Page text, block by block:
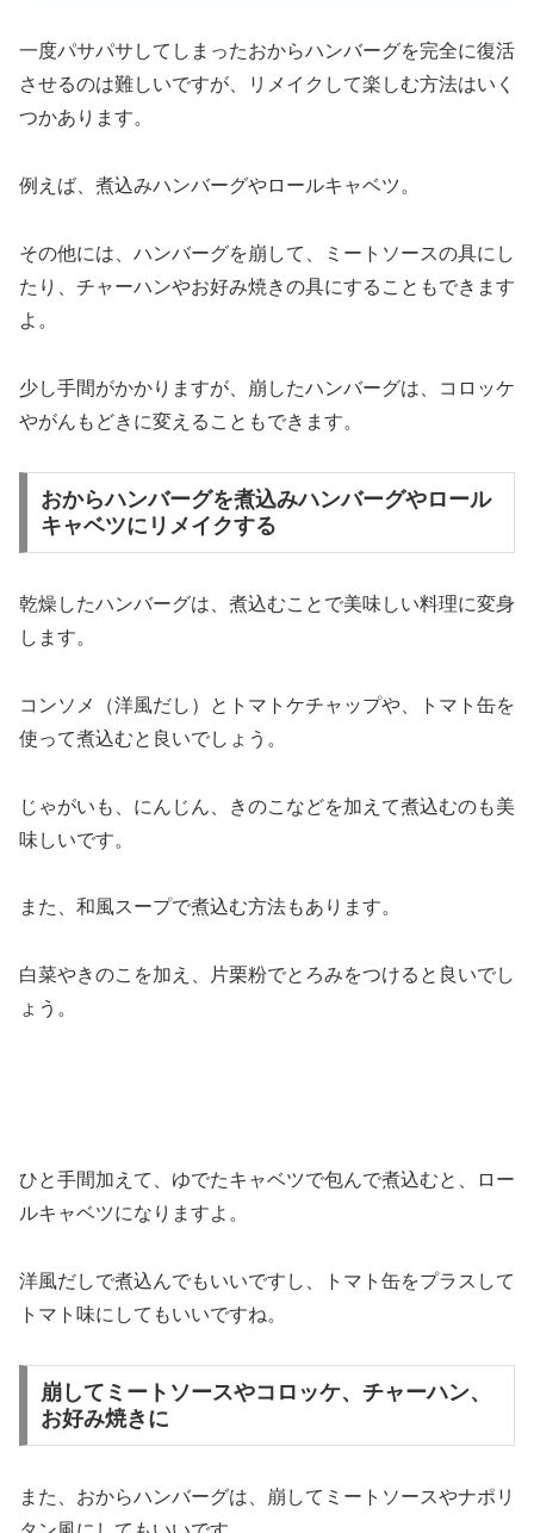
一度パサパサしてしまったおからハンバーグを完全に復活
させるのは難しいですが、リメイクして楽しむ方法はいく
つかあります。
例えば、煮込みハンバーグやロールキャベツ。
その他には、ハンバーグを崩して、ミートソースの具にし
たり、チャーハンやお好み焼きの具にすることもできます
よ。
少し手間がかかりますが、崩したハンバーグは、コロッケ
やがんもどきに変えることもできます。
おからハンバーグを煮込みハンバーグやロール
キャベツにリメイクする
乾燥したハンバーグは、煮込むことで美味しい料理に変身
します。
コンソメ（洋風だし）とトマトケチャップや、トマト缶を
使って煮込むと良いでしょう。
じゃがいも、にんじん、きのこなどを加えて煮込むのも美
味しいです。
また、和風スープで煮込む方法もあります。
白菜やきのこを加え、片栗粉でとろみをつけると良いでし
ょう。
ひと手間加えて、ゆでたキャベツで包んで煮込むと、ロー
ルキャベツになりますよ。
洋風だしで煮込んでもいいですし、トマト缶をプラスして
トマト味にしてもいいですね。
崩してミートソースやコロッケ、チャーハン、
お好み焼きに
また、おからハンバーグは、崩してミートソースやナポリ